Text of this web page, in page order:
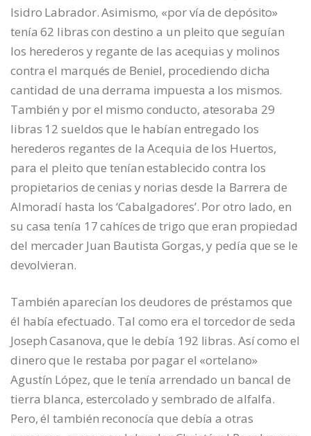
Isidro Labrador. Asimismo, «por vía de depósito»
tenía 62 libras con destino a un pleito que seguían
los herederos y regante de las acequias y molinos
contra el marqués de Beniel, procediendo dicha
cantidad de una derrama impuesta a los mismos.
También y por el mismo conducto, atesoraba 29
libras 12 sueldos que le habían entregado los
herederos regantes de la Acequia de los Huertos,
para el pleito que tenían establecido contra los
propietarios de cenias y norias desde la Barrera de
Almoradí hasta los ‘Cabalgadores’. Por otro lado, en
su casa tenía 17 cahíces de trigo que eran propiedad
del mercader Juan Bautista Gorgas, y pedía que se le
devolvieran.
También aparecían los deudores de préstamos que
él había efectuado. Tal como era el torcedor de seda
Joseph Casanova, que le debía 192 libras. Así como el
dinero que le restaba por pagar el «ortelano»
Agustín López, que le tenía arrendado un bancal de
tierra blanca, estercolado y sembrado de alfalfa.
Pero, él también reconocía que debía a otras